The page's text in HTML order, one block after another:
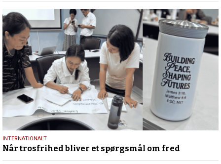
29.
juni
2026
INTERNATIONALT
Når trosfrihed bliver et spørgsmål om fred